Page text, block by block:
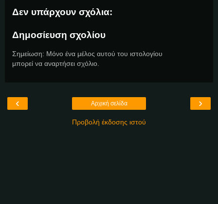
Δεν υπάρχουν σχόλια:
Δημοσίευση σχολίου
Σημείωση: Μόνο ένα μέλος αυτού του ιστολογίου
μπορεί να αναρτήσει σχόλιο.
‹ ›
Αρχική σελίδα
Προβολή έκδοσης ιστού